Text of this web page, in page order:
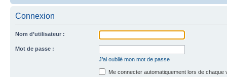
Connexion
Nom d’utilisateur :
Mot de passe :
J’ai oublié mon mot de passe
Me connecter automatiquement lors de chaque